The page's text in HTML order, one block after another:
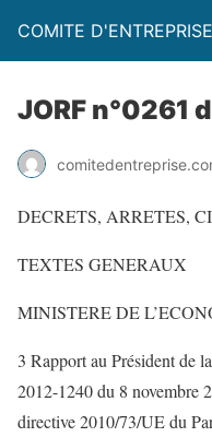
COMITE D'ENTREPRISE
JORF n°0261
DECRETS, ARRETES,
TEXTES GENERAUX
MINISTERE DE
3 Rapport au Président de
2012-1240 du 8 novembre
directive 2010/73/UE du